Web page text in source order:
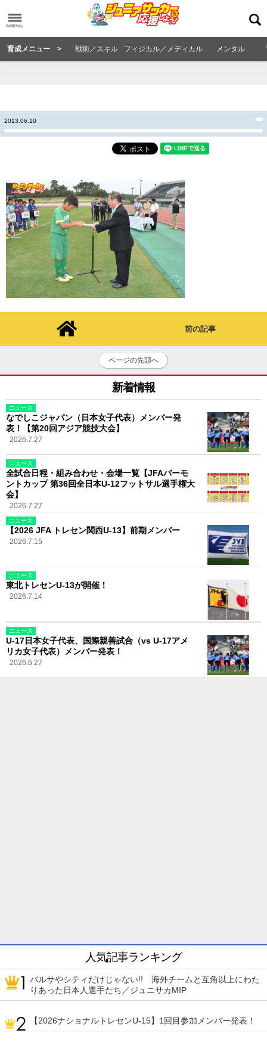
育成メニュー > 戦術／スキル フィジカル／メディカル メンタル
2013.06.10
前の記事
ページの先頭へ
新着情報
ニュース
なでしこジャパン（日本女子代表）メンバー発
表！【第20回アジア競技大会】
2026.7.27
ニュース
全試合日程・組み合わせ・会場一覧【JFAバーモ
ントカップ 第36回全日本U-12フットサル選手権大
会】
2026.7.27
ニュース
【2026 JFA トレセン関西U-13】前期メンバー
2026.7.15
ニュース
東北トレセンU-13が開催！
2026.7.14
ニュース
U-17日本女子代表、国際親善試合（vs U-17アメ
リカ女子代表）メンバー発表！
2026.6.27
人気記事ランキング
バルサやシティだけじゃない!! 海外チームと互角以上にわた
りあった日本人選手たち／ジュニサカMIP
【2026ナショナルトレセンU-15】1回目参加メンバー発表！